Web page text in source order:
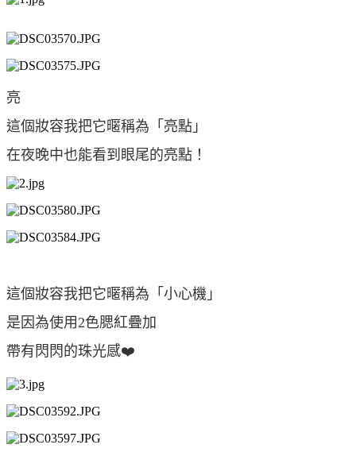
亮
這個妝容我把它暱稱為「亮點」
在夜晚中也能看到眼尾的亮點！
這個妝容我把它暱稱為「小心機」
是因為使用2色腮紅疊加
帶有閃閃的珠光感❤️